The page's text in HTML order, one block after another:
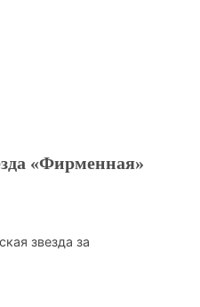
«Фирменная»
звезда за